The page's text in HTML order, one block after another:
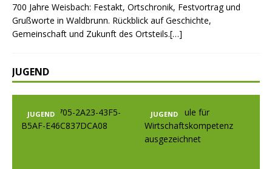
700 Jahre Weisbach: Festakt, Ortschronik, Festvortrag und
Grußworte in Waldbrunn. Rückblick auf Geschichte,
Gemeinschaft und Zukunft des Ortsteils.[…]
JUGEND
JUGEND JUGEND